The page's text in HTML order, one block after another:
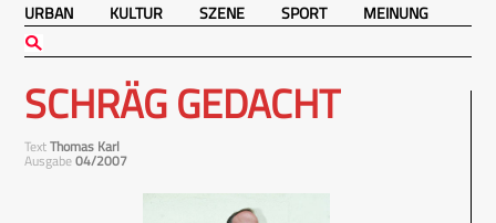
URBAN KULTUR SZENE SPORT MEINUNG
SCHRÄG GEDACHT
TextThomas Karl
Ausgabe04/2007